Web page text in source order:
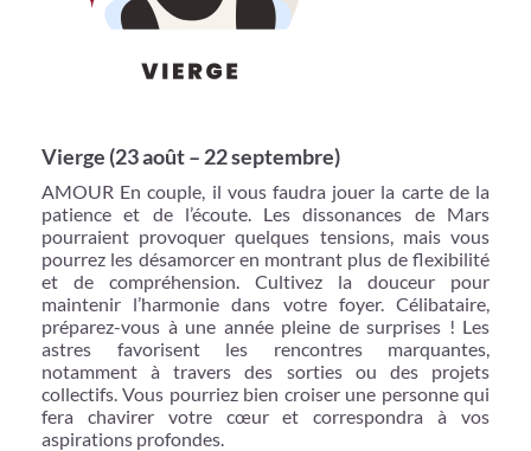
Vierge (23 août – 22 septembre)
AMOUR En couple, il vous faudra jouer la carte de la
patience et de l’écoute. Les dissonances de Mars
pourraient provoquer quelques tensions, mais vous
pourrez les désamorcer en montrant plus de flexibilité
et de compréhension. Cultivez la douceur pour
maintenir l’harmonie dans votre foyer. Célibataire,
préparez-vous à une année pleine de surprises ! Les
astres favorisent les rencontres marquantes,
notamment à travers des sorties ou des projets
collectifs. Vous pourriez bien croiser une personne qui
fera chavirer votre cœur et correspondra à vos
aspirations profondes.